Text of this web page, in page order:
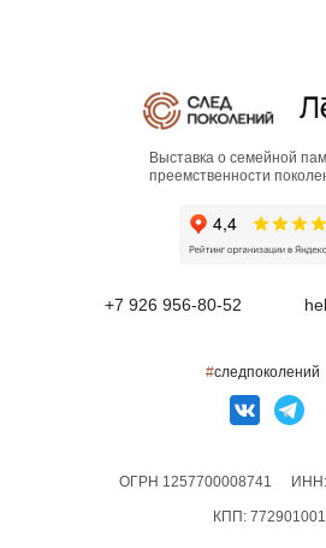
ОГРН 1257700008741
КПП: 772901001
+7 926 956-80-52
#следпоколений
Выставка о семейной
преемственности